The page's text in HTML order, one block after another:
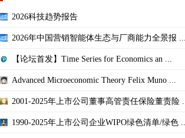
2026科技趋势报告
2026年中国营销智能体生态与厂商能力全景报 ...
【论坛首发】Time Series for Economics an ...
Advanced Microeconomic Theory Felix Muno ...
2001-2025年上市公司董事高管责任保险董责险 ...
1990-2025年上市公司企业WIPO绿色清单/绿色 ...